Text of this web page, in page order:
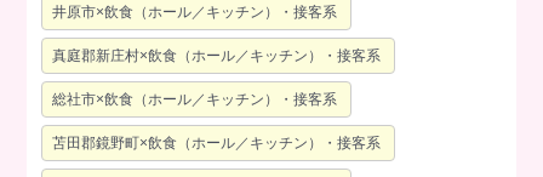
井原市×飲食（ホール／キッチン）・接客系
真庭郡新庄村×飲食（ホール／キッチン）・接客系
総社市×飲食（ホール／キッチン）・接客系
苫田郡鏡野町×飲食（ホール／キッチン）・接客系